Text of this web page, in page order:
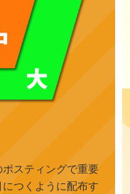
スティングで重要
つくように配布す